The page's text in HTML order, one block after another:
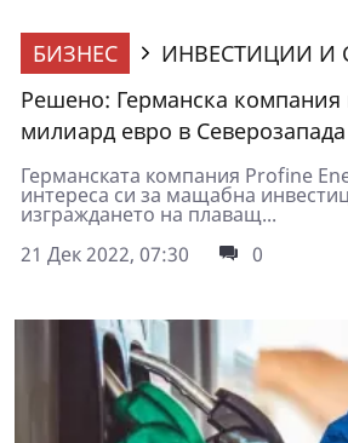
БИЗНЕС
ИНВЕСТИЦИИ И
Решено: Германска компания
милиард евро в Северозапада
Германската компания Profine
интереса си за мащабна
изграждането на плаващ...
21 Дек 2022, 07:30
0